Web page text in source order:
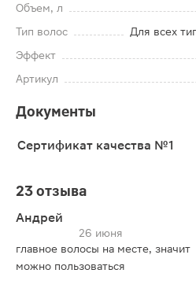
Объем, л
Тип волос
Для всех
Эффект
Артикул
Документы
Сертификат качества №1
23 отзыва
Андрей
26 июня
главное волосы на месте, значит
можно пользоваться